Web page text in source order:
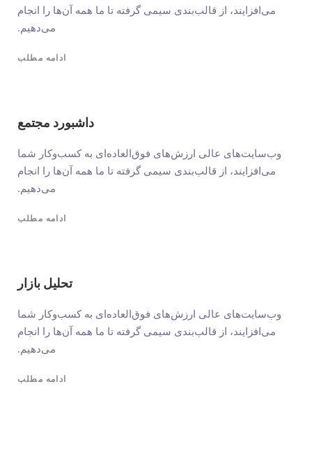
می‌افزایند، از قالب‌بندی سیمی گرفته تا ما همه آن‌ها را انجام
می‌دهیم.
ادامه مطلب
داشبورد مجتمع
وب‌سایت‌های عالی ارزش‌های فوق‌العاده‌ای به کسب‌وکار شما
می‌افزایند، از قالب‌بندی سیمی گرفته تا ما همه آن‌ها را انجام
می‌دهیم.
ادامه مطلب
تحلیل بازار
وب‌سایت‌های عالی ارزش‌های فوق‌العاده‌ای به کسب‌وکار شما
می‌افزایند، از قالب‌بندی سیمی گرفته تا ما همه آن‌ها را انجام
می‌دهیم.
ادامه مطلب